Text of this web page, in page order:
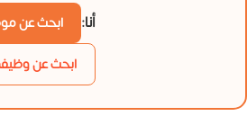
أنا:
ابحث عن
ابحث عن